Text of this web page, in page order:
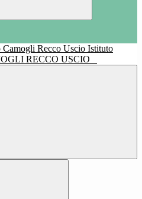
Istituto
RECCO USCIO